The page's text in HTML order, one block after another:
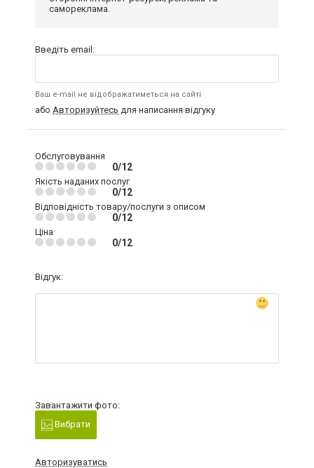
самореклама.
Введіть email:
Ваш e-mail не відображатиметься на сайті
або Авторизуйтесь для написання відгуку
Обслуговування
0/12
Якість наданих послуг
0/12
Відповідність товару/послуги з описом
0/12
Ціна
0/12
Відгук:
Завантажити фото:
Вибрати
Авторизуватись